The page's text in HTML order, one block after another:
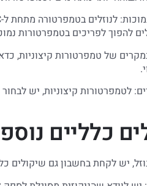
להפוך לפריכים בטמפרטורות
של טמפרטורות קיצוניות,
לטמפרטורות קיצוניות, יש
כלליים
יש לקחת בחשבון גם שיקולים